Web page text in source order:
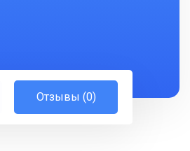
Отзывы (0)